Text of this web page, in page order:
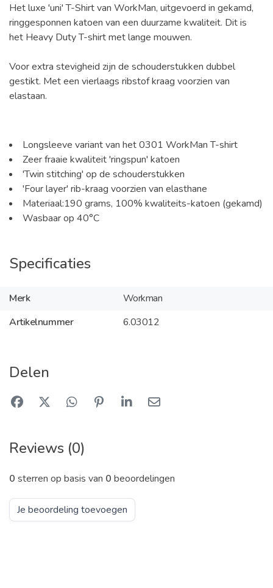
Het luxe 'uni' T-Shirt van WorkMan, uitgevoerd in gekamd,
ringgesponnen katoen van een duurzame kwaliteit. Dit is
het Heavy Duty T-shirt met lange mouwen.
Voor extra stevigheid zijn de schouderstukken dubbel
gestikt. Met een vierlaags ribstof kraag voorzien van
elastaan.
Longsleeve variant van het 0301 WorkMan T-shirt
Zeer fraaie kwaliteit 'ringspun' katoen
'Twin stitching' op de schouderstukken
'Four layer' rib-kraag voorzien van elasthane
Materiaal:190 grams, 100% kwaliteits-katoen (gekamd)
Wasbaar op 40°C
Specificaties
Merk
Workman
Artikelnummer
6.03012
Delen
Reviews (0)
0 sterren op basis van 0 beoordelingen
Je beoordeling toevoegen